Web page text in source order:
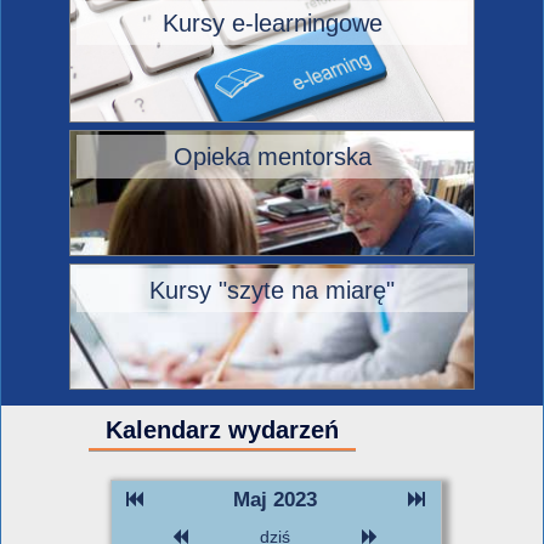
Kursy e-learningowe
Opieka mentorska
Kursy "szyte na miarę"
Kalendarz wydarzeń
Maj 2023
dziś